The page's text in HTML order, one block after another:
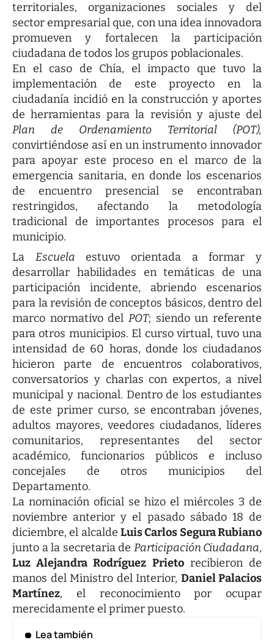
territoriales, organizaciones sociales y del
sector empresarial que, con una idea innovadora
promueven y fortalecen la participación
ciudadana de todos los grupos poblacionales.
En el caso de Chía, el impacto que tuvo la
implementación de este proyecto en la
ciudadanía incidió en la construcción y aportes
de herramientas para la revisión y ajuste del
Plan de Ordenamiento Territorial (POT),
convirtiéndose así en un instrumento innovador
para apoyar este proceso en el marco de la
emergencia sanitaria, en donde los escenarios
de encuentro presencial se encontraban
restringidos, afectando la metodología
tradicional de importantes procesos para el
municipio.
La Escuela estuvo orientada a formar y
desarrollar habilidades en temáticas de una
participación incidente, abriendo escenarios
para la revisión de conceptos básicos, dentro del
marco normativo del POT; siendo un referente
para otros municipios. El curso virtual, tuvo una
intensidad de 60 horas, donde los ciudadanos
hicieron parte de encuentros colaborativos,
conversatorios y charlas con expertos, a nivel
municipal y nacional. Dentro de los estudiantes
de este primer curso, se encontraban jóvenes,
adultos mayores, veedores ciudadanos, líderes
comunitarios, representantes del sector
académico, funcionarios públicos e incluso
concejales de otros municipios del
Departamento.
La nominación oficial se hizo el miércoles 3 de
noviembre anterior y el pasado sábado 18 de
diciembre, el alcalde Luis Carlos Segura Rubiano
junto a la secretaria de Participación Ciudadana,
Luz Alejandra Rodríguez Prietorecibieron de
manos del Ministro del Interior, Daniel Palacios
Martínez, el reconocimiento por ocupar
merecidamente el primer puesto.
Lea también